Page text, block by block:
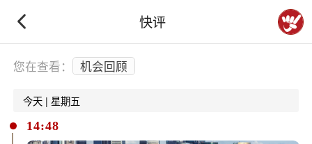
快评
下拉刷新
您在查看： 机会回顾
今天 | 星期五
14:48